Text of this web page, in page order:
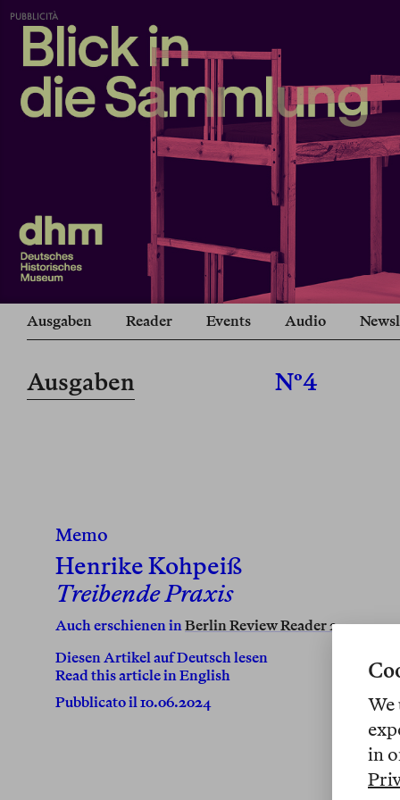
PUBBLICITÀ
Ausgaben Reader Events Audio
Ausgaben Nº4
Memo
Henrike Kohpeiß
Treibende Praxis
Auch erschienen inBerlin Review Reader 2.
Diesen Artikel auf Deutsch lesen
Read this article in English
Pubblicato il 10.06.2024
We
in